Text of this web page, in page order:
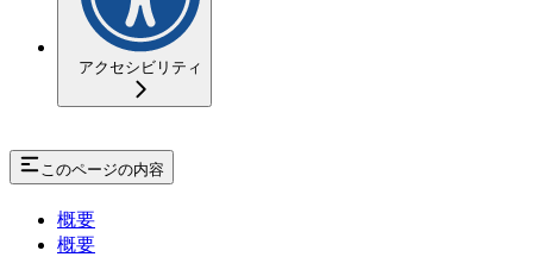
アクセシビリティ
このページの内容
概要
概要